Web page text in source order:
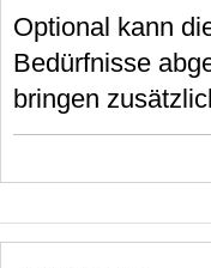
Optional kann
Bedürfnisse
bringen
Gelände zu
Optimale
Ausgestattet mit